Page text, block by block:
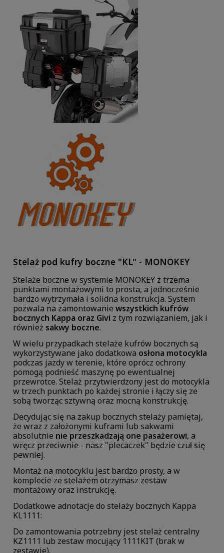
Stelaż pod kufry boczne "KL" - MONOKEY
Stelaże boczne w systemie MONOKEY z trzema
punktami montażowymi to prosta, a jednocześnie
bardzo wytrzymała i solidna konstrukcja. System
pozwala na zamontowanie wszystkich kufrów
bocznych Kappa oraz Givi z tym rozwiązaniem, jak i
również sakwy boczne.
W wielu przypadkach stelaże kufrów bocznych są
wykorzystywane jako dodatkowa osłona motocykla
podczas jazdy w terenie, które oprócz ochrony
pomogą podnieść maszynę po ewentualnej
przewrotce. Stelaż przytwierdzony jest do motocykla
w trzech punktach po każdej stronie i łączy się ze
sobą tworząc sztywną oraz mocną konstrukcję.
Decydując się na zakup bocznych stelaży pamiętaj,
że wraz z założonymi kuframi lub sakwami
absolutnie nie przeszkadzają one pasażerowi, a
wręcz przeciwnie - nasz "plecaczek" będzie czuł się
pewniej.
Montaż na motocyklu jest bardzo prosty, a w
komplecie ze stelażem otrzymasz zestaw
montażowy oraz instrukcję.
Dodatkowe adnotacje do stelaży bocznych Kappa
KL1111:
Do zamontowania potrzebny jest stelaż centralny
KZ1111 lub zestaw mocujący 1111KIT (brak w
zestawie).